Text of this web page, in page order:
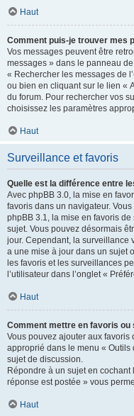
Haut
Comment puis-je trouver mes
Vos messages peuvent être
messages » dans le panneau
« Rechercher les messages de
ou bien en cliquant sur le lien «
du forum. Pour rechercher vos
choisissez les paramètres
Haut
Surveillance et favoris
Quelle est la différence entre
Avec phpBB 3.0, la mise en
favoris dans un navigateur.
phpBB 3.1, la mise en favoris
sujet. Vous pouvez désormais
jour. Cependant, la surveillance
a une mise à jour dans un sujet
les favoris et les surveillances
l’utilisateur dans l’onglet «
Haut
Comment mettre en favoris
Vous pouvez ajouter aux
approprié dans le menu « Outils
sujet de discussion.
Répondre à un sujet en cochant
réponse est postée » vous
Haut